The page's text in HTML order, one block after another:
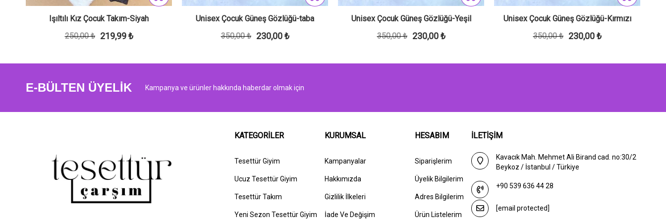
Işıltılı Kız Çocuk Takım-Siyah
219,99 ₺
250,00 ₺
Unisex Çocuk Güneş Gözlüğü-taba
230,00 ₺
350,00 ₺
Unisex Çocuk Güneş Gözlüğü-Yeşil
230,00 ₺
350,00 ₺
Unisex Çocuk Güneş Gözlüğü-Kırmızı
230,00 ₺
350,00 ₺
E-BÜLTEN ÜYELİK Kampanya ve ürünler hakkında haberdar olmak için
KATEGORİLER
Tesettür Giyim
Ucuz Tesettür Giyim
Tesettür Takım
Yeni Sezon Tesettür Giyim
KURUMSAL
Kampanyalar
Hakkımızda
Gizlilik İlkeleri
İade Ve Değişim
HESABIM
Siparişlerim
Üyelik Bilgilerim
Adres Bilgilerim
Ürün Listelerim
İLETİŞİM
Kavacık Mah. Mehmet Ali Birand cad. no:30/2
Beykoz / İstanbul / Türkiye
+90 539 636 44 28
[email protected]